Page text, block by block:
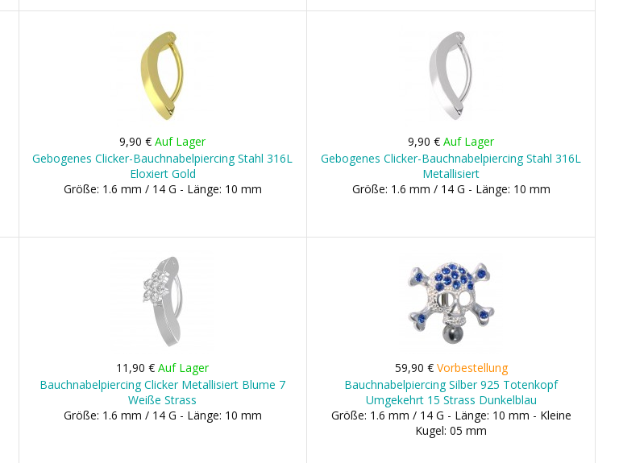
9,90 €Auf Lager
Gebogenes Clicker-Bauchnabelpiercing Stahl 316L
Eloxiert Gold
Größe: 1.6 mm / 14 G - Länge: 10 mm
9,90 €Auf Lager
Gebogenes Clicker-Bauchnabelpiercing Stahl 316L
Metallisiert
Größe: 1.6 mm / 14 G - Länge: 10 mm
11,90 €Auf Lager
Bauchnabelpiercing Clicker Metallisiert Blume 7
Weiße Strass
Größe: 1.6 mm / 14 G - Länge: 10 mm
59,90 € Vorbestellung
Bauchnabelpiercing Silber 925 Totenkopf
Umgekehrt 15 Strass Dunkelblau
Größe: 1.6 mm / 14 G - Länge: 10 mm - Kleine
Kugel: 05 mm